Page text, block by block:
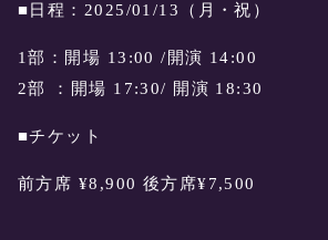
■日程：2025/01/13（月・祝）
1部：開場 13:00 /開演 14:00
2部 ：開場 17:30/ 開演 18:30
■チケット
前方席 ¥8,900 後方席¥7,500